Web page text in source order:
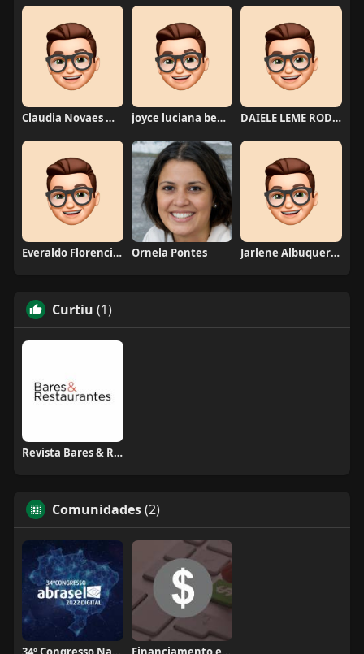
Claudia Novaes Novaes joyce luciana bentini jesus DAIELE LEME RODRIGUES
Everaldo Florencio De Melo Ornela Pontes Jarlene Albuquerque
Curtiu (1)
Revista Bares & Restaurantes
Comunidades(2)